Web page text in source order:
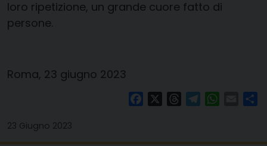
loro ripetizione, un grande cuore fatto di
persone.
Roma, 23 giugno 2023
FacebookThreadsTelegram Email
23 Giugno 2023